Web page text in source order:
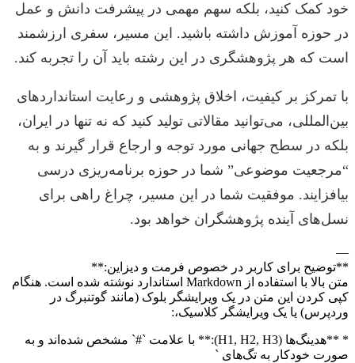
خود کمک کنید، بلکه سهم مهمی در پیشرفت دانش و عمل
در حوزه آموزش داشته باشید. این مسیر، سفری ارزشمند
است که هر پژوهشگری در این رشته باید آن را تجربه کند.
با تمرکز بر کیفیت، اخلاق پژوهشی و رعایت استانداردهای
بین‌المللی، می‌توانید مقالاتی تولید کنید که نه تنها در ایران،
بلکه در سطح جهانی مورد توجه و ارجاع قرار گیرند و به
“مرجعیت موضوعی” شما در حوزه برنامه‌ریزی درسی
بیافزایند. موفقیت شما در این مسیر، چراغ راهی برای
نسل‌های آینده پژوهشگران خواهد بود.
—
**توضیح برای کاربر در خصوص فرمت و دیزاین:**
متن بالا با استفاده از Markdown استاندارد نوشته شده است. هنگام
کپی کردن این متن در یک ویرایشگر بلوک (مانند گوتنبرگ در
وردپرس) یا یک ویرایشگر کلاسیک،:
* **هدینگ‌ها (H1, H2, H3):** با علامت `#` مشخص شده‌اند و به
صورت خودکار به تگ‌های `